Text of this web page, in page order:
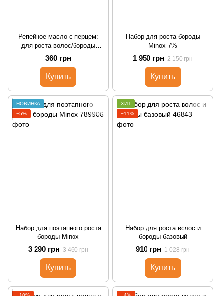
Репейное масло с перцем:
для роста волос/бороды
Minox Strong Pepper
360 грн
Купить
Набор для роста бороды
Minox 7%
1 950 грн 2 150 грн
Купить
НОВИНКА
−5%
Набор для поэтапного роста
бороды Minox
3 290 грн 3 460 грн
Купить
ХИТ
−11%
Набор для роста волос и
бороды базовый
910 грн 1 028 грн
Купить
−10% −4%